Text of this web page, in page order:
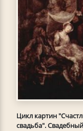
Цикл картин
свадьба".